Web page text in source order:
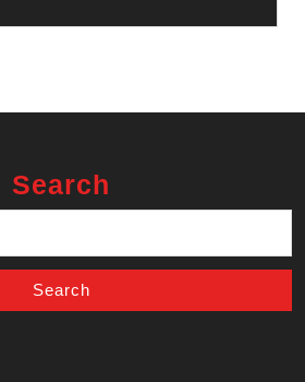
Search